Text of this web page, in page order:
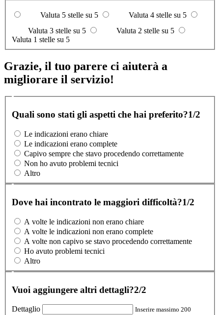
Valuta 5 stelle su 5
Valuta 4 stelle su 5
Valuta 3 stelle su 5
Valuta 2 stelle su 5
Valuta 1 stelle su 5
Grazie, il tuo parere ci aiuterà a
migliorare il servizio!
Quali sono stati gli aspetti che hai preferito?1/2
Le indicazioni erano chiare
Le indicazioni erano complete
Capivo sempre che stavo procedendo correttamente
Non ho avuto problemi tecnici
Altro
Dove hai incontrato le maggiori difficoltà?1/2
A volte le indicazioni non erano chiare
A volte le indicazioni non erano complete
A volte non capivo se stavo procedendo correttamente
Ho avuto problemi tecnici
Altro
Vuoi aggiungere altri dettagli?2/2
Dettaglio
Inserire massimo 200